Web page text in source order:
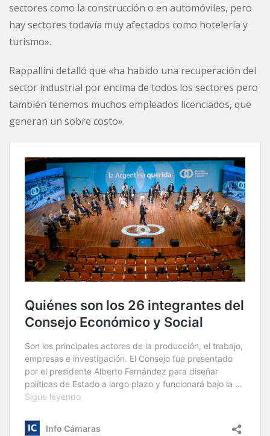
sectores como la construcción o en automóviles, pero
hay sectores todavía muy afectados como hotelería y
turismo».
Rappallini detalló que «ha habido una recuperación del
sector industrial por encima de todos los sectores pero
también tenemos muchos empleados licenciados, que
generan un sobre costo».